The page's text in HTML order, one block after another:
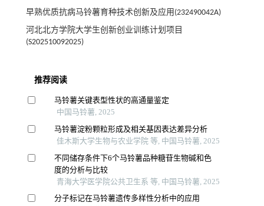
早熟优质抗病马铃薯育种技术创新及应用(232490042A)
河北北方学院大学生创新创业训练计划项目
(S202510092025)